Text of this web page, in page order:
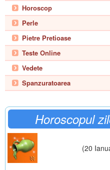
Horoscop
Perle
Pietre Pretioase
Teste Online
Vedete
Spanzuratoarea
Horoscopul
(20